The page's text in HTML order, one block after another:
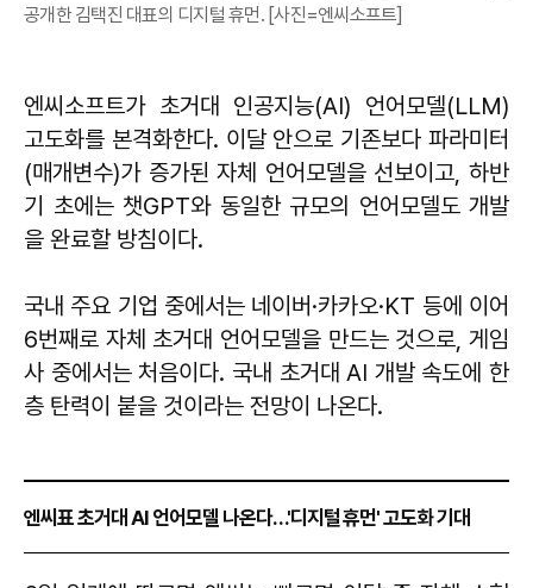
공개한 김택진 대표의 디지털 휴먼. [사진=엔씨소프트]
엔씨소프트가 초거대 인공지능(AI) 언어모델(LLM)
고도화를 본격화한다. 이달 안으로 기존보다 파라미터
(매개변수)가 증가된 자체 언어모델을 선보이고, 하반
기 초에는 챗GPT와 동일한 규모의 언어모델도 개발
을 완료할 방침이다.
국내 주요 기업 중에서는 네이버·카카오·KT 등에 이어
6번째로 자체 초거대 언어모델을 만드는 것으로, 게임
사 중에서는 처음이다. 국내 초거대 AI 개발 속도에 한
층 탄력이 붙을 것이라는 전망이 나온다.
엔씨표 초거대 AI 언어모델 나온다…'디지털 휴먼' 고도화 기대